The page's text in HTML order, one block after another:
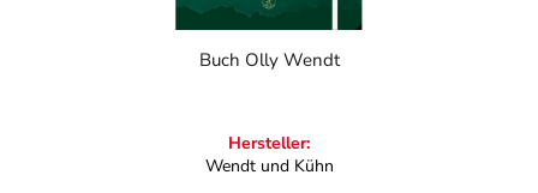
Buch Olly Wendt
Hersteller:
Wendt und Kühn